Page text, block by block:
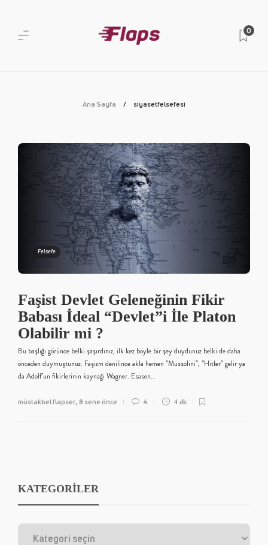
0
Ana Sayfa siyasetfelsefesi
Felsefe
Faşist Devlet Geleneğinin Fikir
Babası İdeal “Devlet”i İle Platon
Olabilir mi ?
Bu başlığı görünce belki şaşırdınız, ilk kez böyle bir şey duydunuz belki de daha
önceden duymuştunuz. Faşizm denilince akla hemen ”Mussolini”, ”Hitler” gelir ya
da Adolf’un fikirlerinin kaynağı Wagner. Esasen…
müstakbel flapser, 8 sene önce 4 4 dk
KATEGORİLER